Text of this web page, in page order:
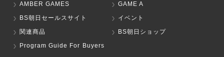
AMBER GAMES
GAME A
BS朝日セールスサイト
イベント
関連商品
BS朝日ショップ
Program Guide For Buyers